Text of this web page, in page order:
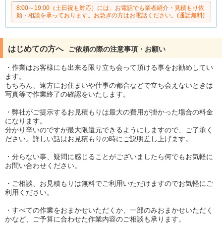
8:00～19:00（土日祝も対応）には、お電話でも業者紹介・見積もり依
頼・相談を承っております。お急ぎの方はお電話ください。(通話無料)
はじめての方へ ご依頼の際の注意事項・お願い
・作業はお客様にも出来る限り立ち会って頂ける事をお勧めしてい
ます。
もちろん、遠方にお住まいや仕事の都合などで立ち会えないときは
写真等で作業終了の確認をいたします。
・弊社がご提示するお見積もりは最大の費用が掛かった場合の料金
になります。
分かり辛いのですが最大限還元できるようにしますので、ご了承く
ださい。詳しい話はお見積もりの時にご説明差し上げます。
・分らない事、疑問に感じることがございましたら何でもお気軽に
お問い合わせください。
・ご相談、お見積もりは無料でご利用いただけますのでお気軽にご
利用ください。
・すべての作業をおまかせいただくか、一部のみおまかせいただく
かなど、ご予算に合わせた作業内容のご相談も承ります。